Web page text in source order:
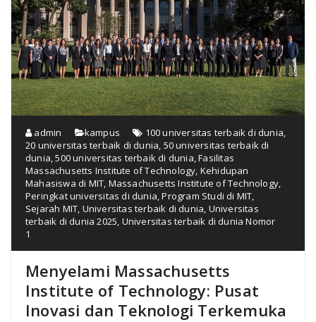
admin kampus 100 universitas terbaik di dunia,
20 universitas terbaik di dunia, 50 universitas terbaik di
dunia,500 universitas terbaik di dunia,Fasilitas
Massachusetts Institute of Technology, Kehidupan
Mahasiswa di MIT, Massachusetts Institute of Technology,
Peringkat universitas di dunia,Program Studi di MIT,
Sejarah MIT, Universitas terbaik di dunia, Universitas
terbaik di dunia 2025, Universitas terbaik di dunia Nomor
1
Menyelami Massachusetts
Institute of Technology: Pusat
Inovasi dan Teknologi Terkemuka